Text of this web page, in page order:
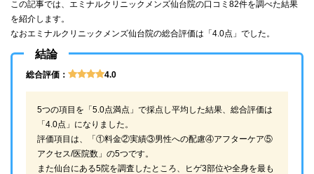
この記事では、エミナルクリニックメンズ仙台院の口コミ82件を調べた結果
を紹介します。
なおエミナルクリニックメンズ仙台院の総合評価は「4.0点」でした。
結論
総合評価： 4.0
5つの項目を「5.0点満点」で採点し平均した結果、総合評価は
「4.0点」になりました。
評価項目は、「①料金②実績③男性への配慮④アフターケア⑤
アクセス/医院数」の5つです。
また仙台にある5院を調査したところ、ヒゲ3部位や全身を最も